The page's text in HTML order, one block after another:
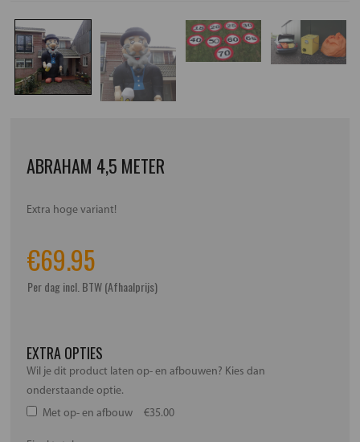
ABRAHAM 4,5 METER
Extra hoge variant!
€69.95
Per dag incl. BTW (Afhaalprijs)
EXTRA OPTIES
Wil je dit product laten op- en afbouwen? Kies dan
onderstaande optie.
Met op- en afbouw
€35.00